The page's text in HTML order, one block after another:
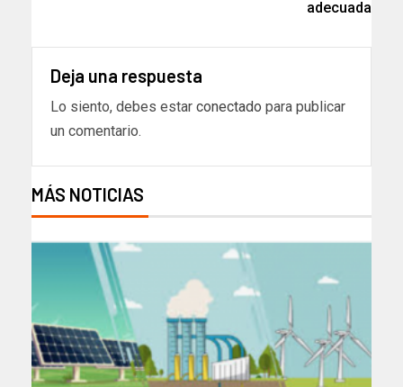
adecuada
Deja una respuesta
Lo siento, debes estar conectado para publicar
un comentario.
MÁS NOTICIAS